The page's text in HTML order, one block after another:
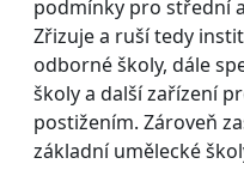
podmínky pro střední
Zřizuje a ruší tedy
odborné školy, dále
školy a další zařízení
postižením. Zároveň
základní umělecké